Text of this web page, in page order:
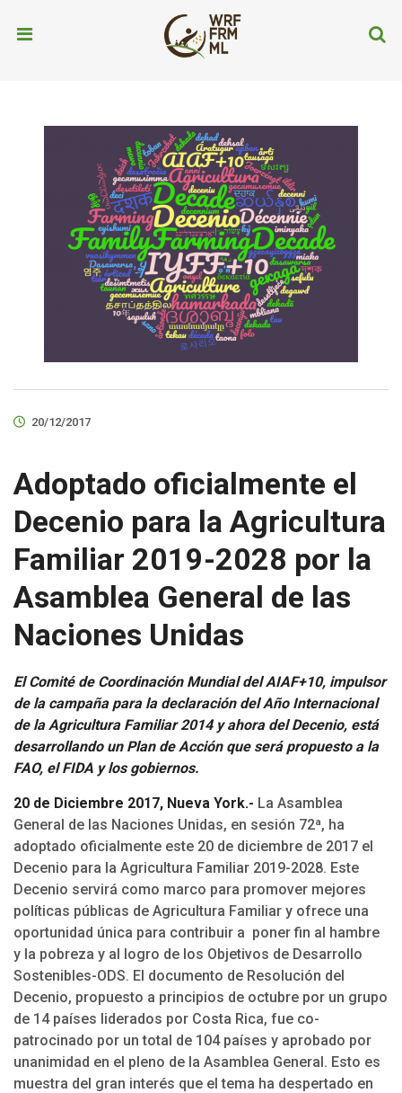
20/12/2017
Adoptado oficialmente el
Decenio para la Agricultura
Familiar 2019-2028 por la
Asamblea General de las
Naciones Unidas
El Comité de Coordinación Mundial del AIAF+10, impulsor
de la campaña para la declaración del Año Internacional
de la Agricultura Familiar 2014 y ahora del Decenio, está
desarrollando un Plan de Acción que será propuesto a la
FAO, el FIDA y los gobiernos.
20 de Diciembre 2017, Nueva York.- La Asamblea
General de las Naciones Unidas, en sesión 72ª, ha
adoptado oficialmente este 20 de diciembre de 2017 el
Decenio para la Agricultura Familiar 2019-2028. Este
Decenio servirá como marco para promover mejores
políticas públicas de Agricultura Familiar y ofrece una
oportunidad única para contribuir a poner fin al hambre
y la pobreza y al logro de los Objetivos de Desarrollo
Sostenibles-ODS. El documento de Resolución del
Decenio, propuesto a principios de octubre por un grupo
de 14 países liderados por Costa Rica, fue co-
patrocinado por un total de 104 países y aprobado por
unanimidad en el pleno de la Asamblea General. Esto es
muestra del gran interés que el tema ha despertado en